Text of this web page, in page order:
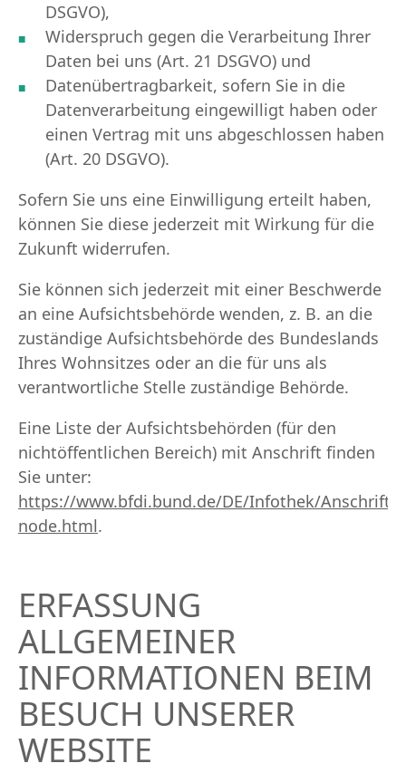
DSGVO),
Widerspruch gegen die Verarbeitung Ihrer
Daten bei uns (Art. 21 DSGVO) und
Datenübertragbarkeit, sofern Sie in die
Datenverarbeitung eingewilligt haben oder
einen Vertrag mit uns abgeschlossen haben
(Art. 20 DSGVO).
Sofern Sie uns eine Einwilligung erteilt haben,
können Sie diese jederzeit mit Wirkung für die
Zukunft widerrufen.
Sie können sich jederzeit mit einer Beschwerde
an eine Aufsichtsbehörde wenden, z. B. an die
zuständige Aufsichtsbehörde des Bundeslands
Ihres Wohnsitzes oder an die für uns als
verantwortliche Stelle zuständige Behörde.
Eine Liste der Aufsichtsbehörden (für den
nichtöffentlichen Bereich) mit Anschrift finden
Sie unter:
https://www.bfdi.bund.de/DE/Infothek/
node.html.
ERFASSUNG
ALLGEMEINER
INFORMATIONEN BEIM
BESUCH UNSERER
WEBSITE